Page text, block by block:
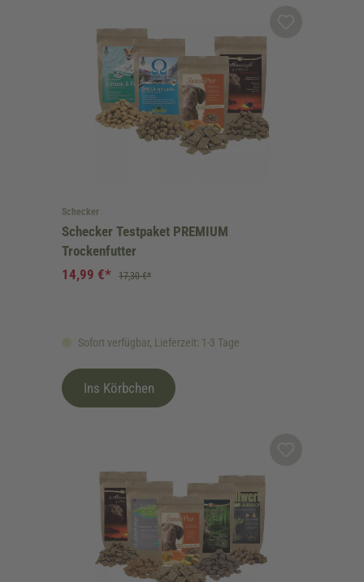
Schecker
Schecker Testpaket PREMIUM
Trockenfutter
Sofort verfügbar, Lieferzeit: 1-3 Tage
14,99 €* 17,30 €*
Ins Körbchen